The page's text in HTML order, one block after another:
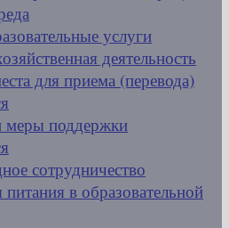
услуги
деятельность
для приема (перевода)
меры поддержки
сотрудничество
в образовательной